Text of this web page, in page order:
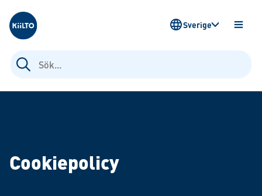
Kiilto Sweden
Sök
efter:
Sverige
Cookiepolicy